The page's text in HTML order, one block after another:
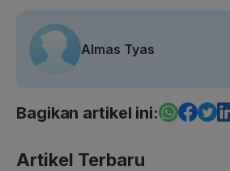
Almas Tyas
Bagikan artikel ini:
Artikel Terbaru